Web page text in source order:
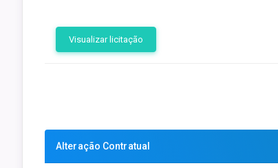
Visualizar licitação
Alteração Contratual